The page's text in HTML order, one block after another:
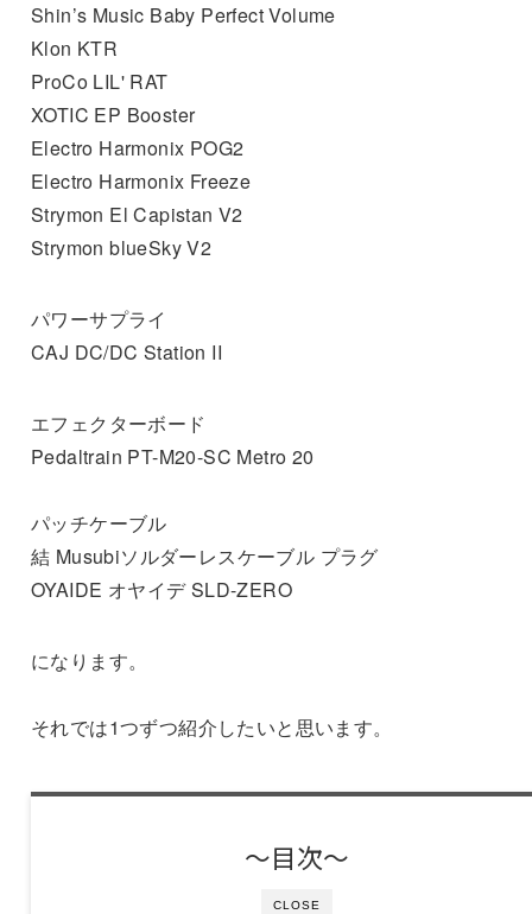
Shin’s Music Baby Perfect Volume
Klon KTR
ProCo LIL' RAT
XOTIC EP Booster
Electro Harmonix POG2
Electro Harmonix Freeze
Strymon El Capistan V2
Strymon blueSky V2
パワーサプライ
CAJ DC/DC Station II
エフェクターボード
Pedaltrain PT-M20-SC Metro 20
パッチケーブル
結 Musubiソルダーレスケーブル プラグ
OYAIDE オヤイデ SLD-ZERO
になります。
それでは1つずつ紹介したいと思います。
CLOSE
〜目次〜